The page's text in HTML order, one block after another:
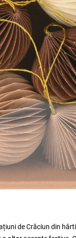
de Crăciun din